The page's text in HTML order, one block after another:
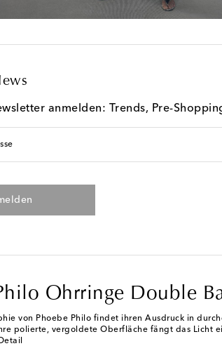
anmelden: Trends, Pre-
Ohrringe Double
von Phoebe Philo findet ihren Ausdruck in
polierte, vergoldete Oberfläche fängt das Licht